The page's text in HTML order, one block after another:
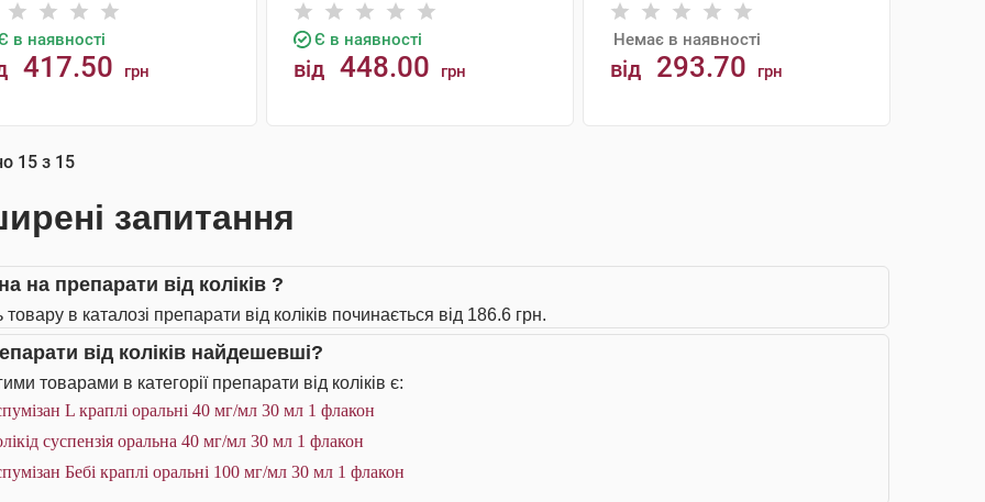
в наявності
417.50 грн
Є в наявності
від 448.00 грн
Немає в наявності
від 293.70 грн
15 з 15
запитання
на препарати від коліків ?
товару в каталозі препарати від коліків починається від 186.6 грн.
від коліків найдешевші?
товарами в категорії препарати від коліків є:
L краплі оральні 40 мг/мл 30 мл 1 флакон
суспензія оральна 40 мг/мл 30 мл 1 флакон
Бебі краплі оральні 100 мг/мл 30 мл 1 флакон